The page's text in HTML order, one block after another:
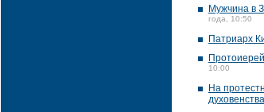
Мужчина в
года, 10:50
Патриарх
10:00
На